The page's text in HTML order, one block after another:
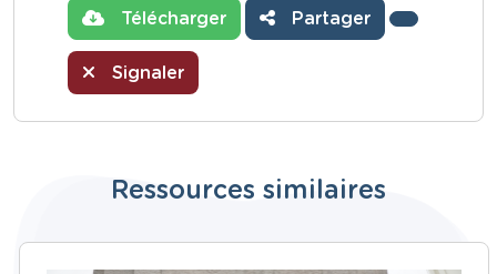
Télécharger Partager
Signaler
Ressources similaires